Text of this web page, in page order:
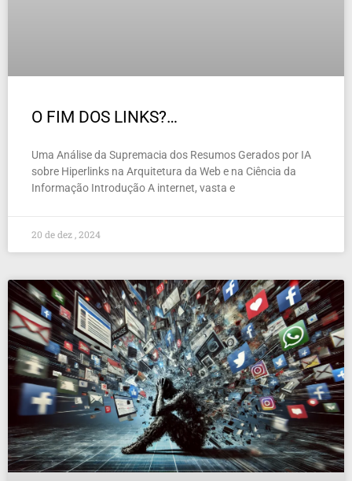
O FIM DOS LINKS?…
Uma Análise da Supremacia dos Resumos Gerados por IA
sobre Hiperlinks na Arquitetura da Web e na Ciência da
Informação Introdução A internet, vasta e
20 de dez , 2024